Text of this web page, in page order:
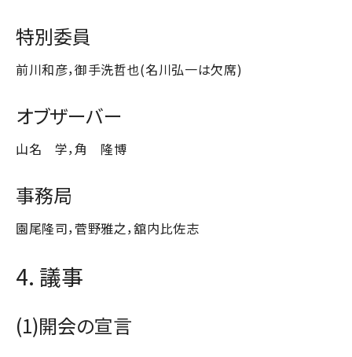
特別委員
前川和彦，御手洗哲也(名川弘一は欠席)
オブザーバー
山名 学，角 隆博
事務局
園尾隆司，菅野雅之，舘内比佐志
4. 議事
(1)開会の宣言